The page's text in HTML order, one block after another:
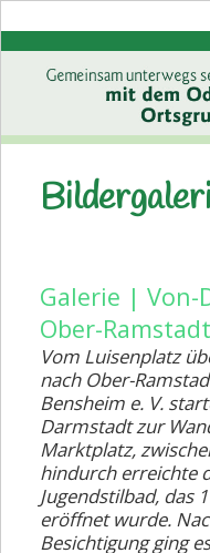
Startseite
Wanderplan
Wanderplan/Kinder
Aktuell
Aktuell - Kinder und
Wanderabzeichen
Ausbildung
Wanderheime
Galerie | Von-
Ober-Ramstadt
Vom Luisenplatz
nach Ober-
Bensheim e. V.
Darmstadt zur
Marktplatz,
hindurch erreichte
Jugendstilbad, das
eröffnet wurde.
Besichtigung ging